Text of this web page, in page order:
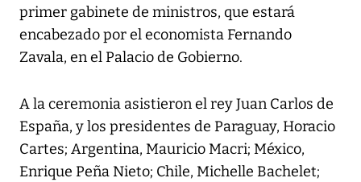
primer gabinete de ministros, que estará
encabezado por el economista Fernando
Zavala, en el Palacio de Gobierno.
A la ceremonia asistieron el rey Juan Carlos de
España, y los presidentes de Paraguay, Horacio
Cartes; Argentina, Mauricio Macri; México,
Enrique Peña Nieto; Chile, Michelle Bachelet;